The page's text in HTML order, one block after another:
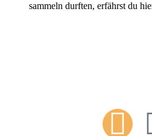
sammeln durften, erfährst du